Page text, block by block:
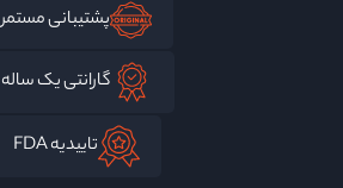
پشتیبانی مستمر
گارانتی یک ساله
تاییدیه FDA